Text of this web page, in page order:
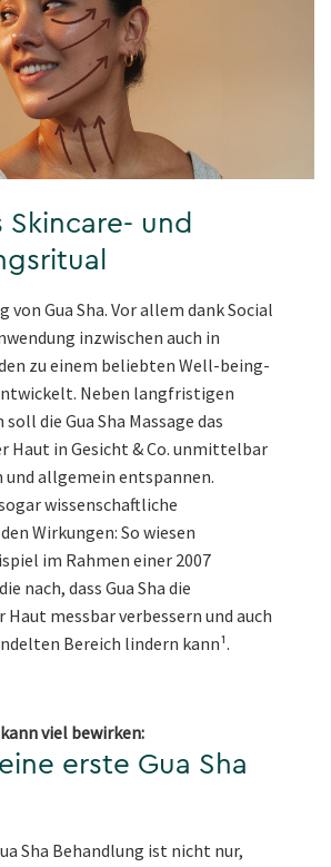
Skincare- und
von Gua Sha. Vor allem dank Social
inzwischen auch in
zu einem beliebten Well-being-
Neben langfristigen
die Gua Sha Massage das
Haut in Gesicht & Co. unmittelbar
allgemein entspannen.
wissenschaftliche
Wirkungen: So wiesen
im Rahmen einer 2007
nach, dass Gua Sha die
messbar verbessern und auch
Bereich lindern kann¹.
viel bewirken:
erste Gua Sha
Sha Behandlung ist nicht nur,